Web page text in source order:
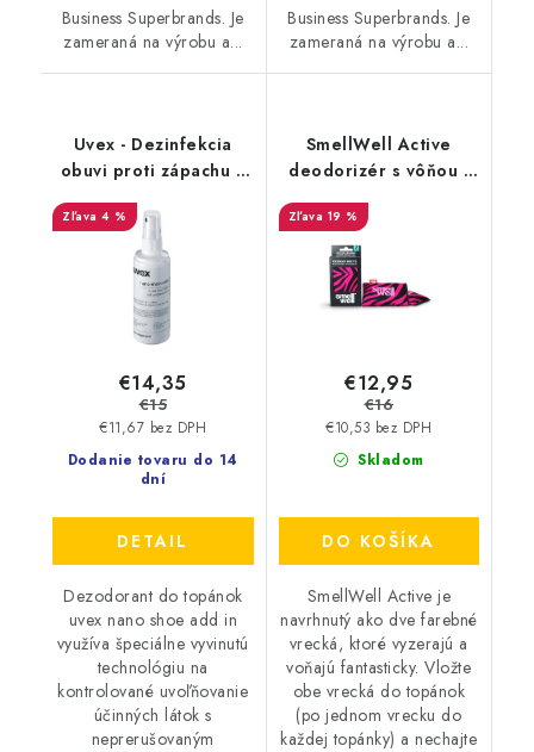
Business Superbrands. Je
zameraná na výrobu a...
Business Superbrands. Je
zameraná na výrobu a...
Uvex - Dezinfekcia
obuvi proti zápachu a
9698/3
4 %
Dodanie tovaru do 14
dní
€11,67 bez DPH
€14,35
€15
DETAIL
Dezodorant do topánok
uvex nano shoe add in
využíva špeciálne vyvinutú
technológiu na
kontrolované uvoľňovanie
účinných látok s
neprerušovaným
SmellWell Active
deodorizér s vôňou -
19 %
Skladom
€10,53 bez DPH
€12,95
€16
DO KOŠÍKA
SmellWell Active je
navrhnutý ako dve farebné
vrecká, ktoré vyzerajú a
voňajú fantasticky. Vložte
obe vrecká do topánok
(po jednom vrecku do
každej topánky) a nechajte